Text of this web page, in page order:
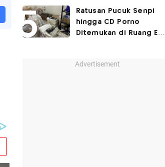
Rocuronium
Ratusan Pucuk Senpi
hingga CD Porno
Ditemukan di Ruang Eks
Advertisement